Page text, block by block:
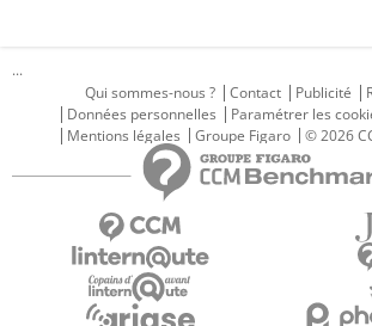
...
Qui sommes-nous ?
Contact Publicité
Données personnelles
Paramétrer les
Mentions légales
Groupe Figaro © 2026